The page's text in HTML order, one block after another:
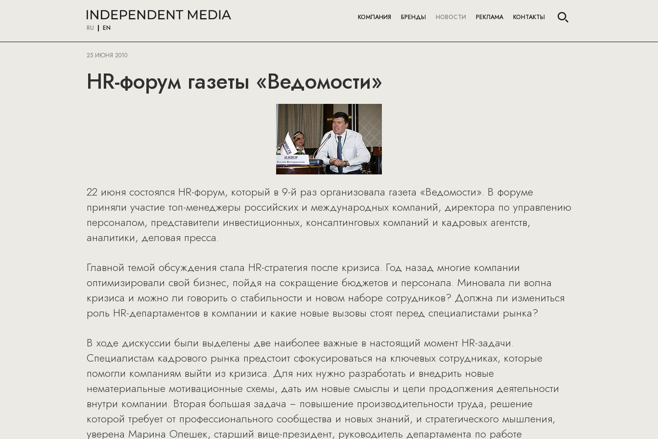
RU EN
КОМПАНИЯ БРЕНДЫ НОВОСТИ РЕКЛАМА КОНТАКТЫ
25 ИЮНЯ 2010
HR-форум газеты «Ведомости»
22 июня состоялся HR-форум, который в 9-й раз организовала газета «Ведомости». В форуме
приняли участие топ-менеджеры российских и международных компаний, директора по управлению
персоналом, представители инвестиционных, консалтинговых компаний и кадровых агентств,
аналитики, деловая пресса.
Главной темой обсуждения стала HR-стратегия после кризиса. Год назад многие компании
оптимизировали свой бизнес, пойдя на сокращение бюджетов и персонала. Миновала ли волна
кризиса и можно ли говорить о стабильности и новом наборе сотрудников? Должна ли измениться
роль HR-департаментов в компании и какие новые вызовы стоят перед специалистами рынка?
В ходе дискуссии были выделены две наиболее важные в настоящий момент HR-задачи.
Специалистам кадрового рынка предстоит сфокусироваться на ключевых сотрудниках, которые
помогли компаниям выйти из кризиса. Для них нужно разработать и внедрить новые
нематериальные мотивационные схемы, дать им новые смыслы и цели продолжения деятельности
внутри компании. Вторая большая задача − повышение производительности труда, решение
которой требует от профессионального сообщества и новых знаний, и стратегического мышления,
уверена Марина Олешек, старший вице-президент, руководитель департамента по работе